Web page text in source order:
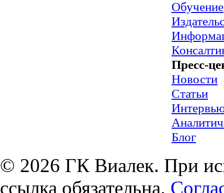
Обучение
Пресс-
Новости
Статьи
Блог
© 2026 ГК Виалек. При
ссылка обязательна.